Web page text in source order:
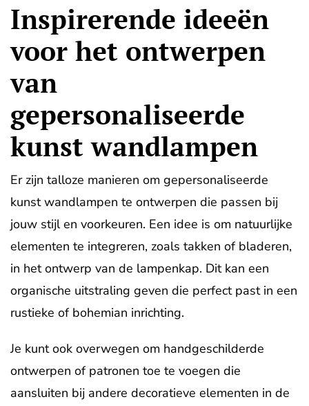
Inspirerende ideeën
voor het ontwerpen
van
gepersonaliseerde
kunst wandlampen
Er zijn talloze manieren om gepersonaliseerde
kunst wandlampen te ontwerpen die passen bij
jouw stijl en voorkeuren. Een idee is om natuurlijke
elementen te integreren, zoals takken of bladeren,
in het ontwerp van de lampenkap. Dit kan een
organische uitstraling geven die perfect past in een
rustieke of bohemian inrichting.
Je kunt ook overwegen om handgeschilderde
ontwerpen of patronen toe te voegen die
aansluiten bij andere decoratieve elementen in de